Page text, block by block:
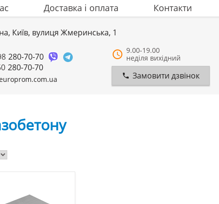
Доставка i оплата Контакти
Київ, вулиця Жмеринська, 1
280-70-70
280-70-70
9.00-19.00
неділя вихідний
Замовити дзвінок